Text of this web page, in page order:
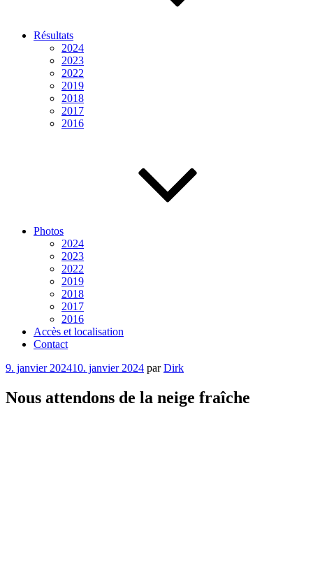
Résultats
2024
2023
2022
2019
2018
2017
2016
Photos
2024
2023
2022
2019
2018
2017
2016
Accès et localisation
Contact
Publié
9. janvier 202410. janvier 2024 parDirk
Nous attendons de la neige fraîche